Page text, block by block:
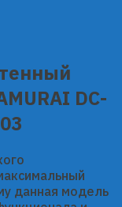
DC-
данная модель